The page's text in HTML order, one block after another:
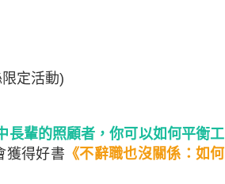
定活動)
長輩的照顧者，你可以如何平衡工
獲得好書 《不辭職也沒關係：如何